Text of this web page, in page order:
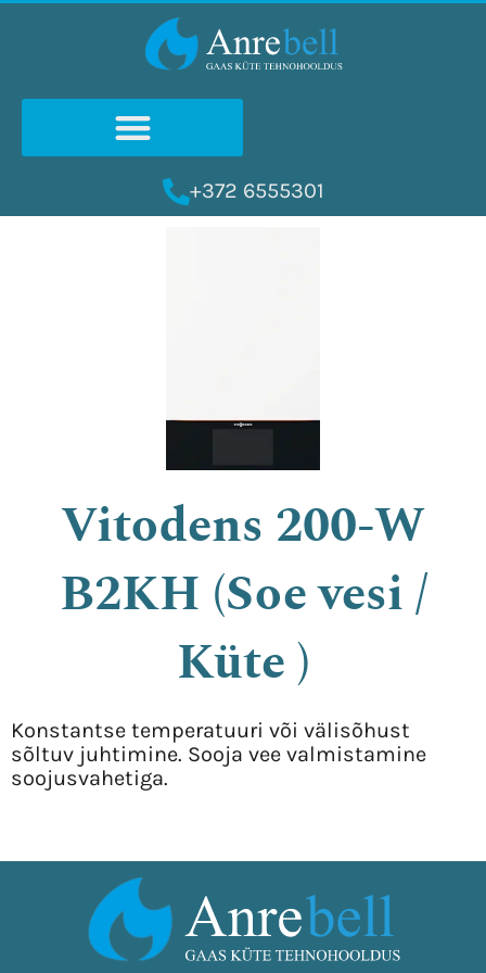
+372 6555301
Vitodens 200-W
B2KH (Soe vesi /
Küte )
Konstantse temperatuuri või välisõhust
sõltuv juhtimine. Sooja vee valmistamine
soojusvahetiga.